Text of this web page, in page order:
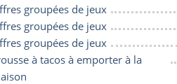
groupées de jeux
groupées de jeux
groupées de jeux
à tacos à emporter à la